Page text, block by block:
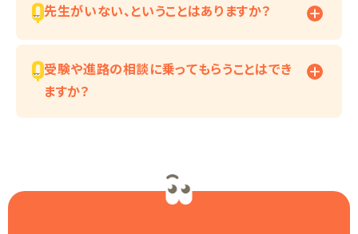
先生がいない、ということはありますか？
受験や進路の相談に乗ってもらうことはでき
ますか？